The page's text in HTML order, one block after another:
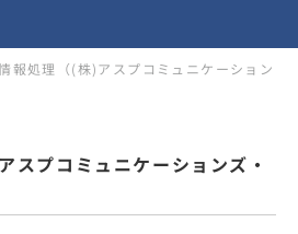
報処理（(株)アスプコミュニケーション
スプコミュニケーションズ・